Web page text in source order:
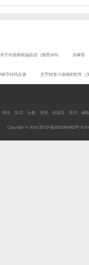
关于对老师祝福的话（推荐10句 冰裸替
林字好吗女孩 文字转发小游戏的软件（
网名 笑话 头像 表情 祝福语 情书 dj舞
Copyright © 2018 琼ICP备2021000462号-6BY